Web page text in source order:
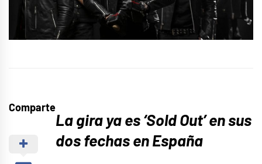
Comparte
La gira ya es ‘Sold Out’ en sus
dos fechas en España